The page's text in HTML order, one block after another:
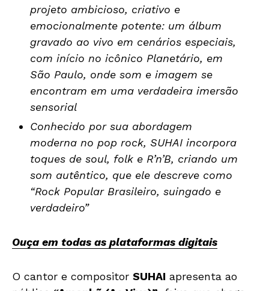
projeto ambicioso, criativo e
emocionalmente potente: um álbum
gravado ao vivo em cenários especiais,
com início no icônico Planetário, em
São Paulo, onde som e imagem se
encontram em uma verdadeira imersão
sensorial
Conhecido por sua abordagem
moderna no pop rock, SUHAI incorpora
toques de soul, folk e R’n’B, criando um
som autêntico, que ele descreve como
“Rock Popular Brasileiro, suingado e
verdadeiro”
Ouça em todas as plataformas digitais
O cantor e compositor SUHAI apresenta ao